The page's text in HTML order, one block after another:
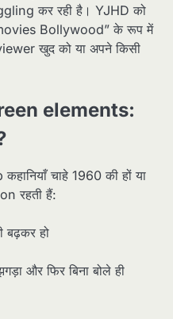
कर रही है। YJHD को
Bollywood” के रूप में
खुद को या अपने किसी
elements:
चाहे 1960 की हों या
रहती हैं:
बढ़कर हो
और फिर बिना बोले ही